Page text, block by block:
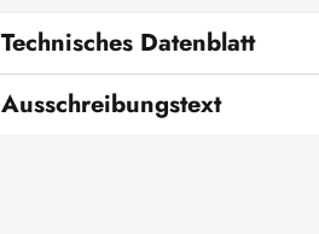
Technisches Datenblatt
Ausschreibungstext